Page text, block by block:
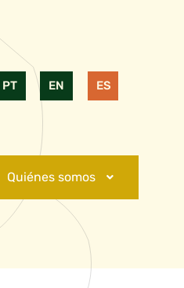
PT EN ES
Quiénes somos